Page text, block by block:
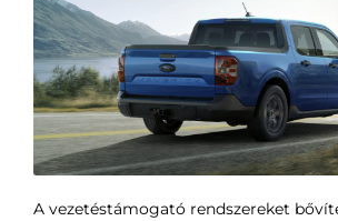
A vezetéstámogató rendszereket